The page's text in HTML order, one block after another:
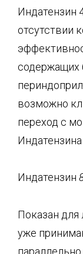
Индатензин
отсутствии
содержащих
возможно
переход с
Индатензина
Индатензин
Показан для
уже